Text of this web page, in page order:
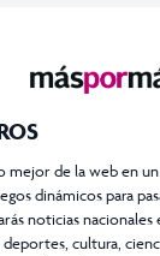
de la web en
dinámicos para
noticias nacionales
cultura,